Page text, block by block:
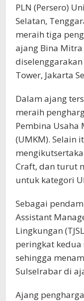
PLN (Persero)
Selatan,
meraih tiga
ajang Bina
Tower, Jakarta
Dalam ajang
meraih
Pembina Usaha
(UMKM). Selain
Craft, dan turut
untuk kategori
Sebagai
Assistant
Lingkungan
peringkat kedua
sehingga
Sulselrabar di
Ajang